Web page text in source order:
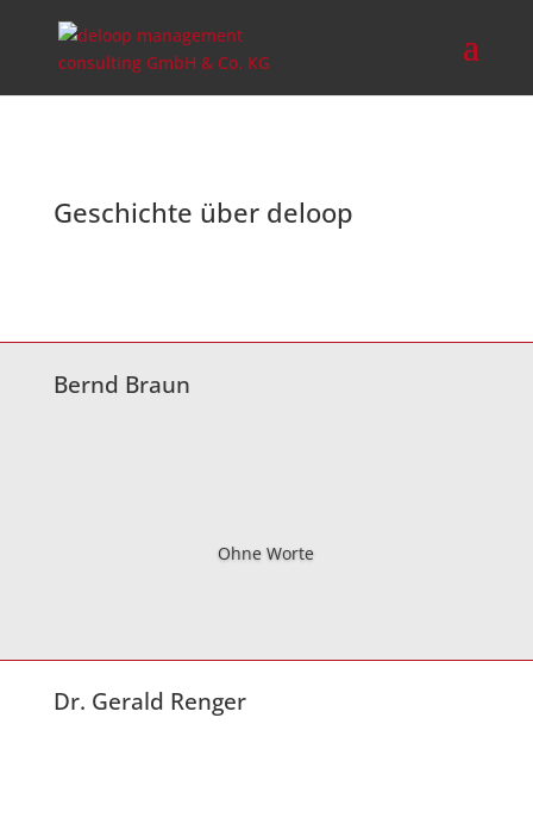
Geschichte über deloop
Bernd Braun
Ohne Worte
Dr. Gerald Renger